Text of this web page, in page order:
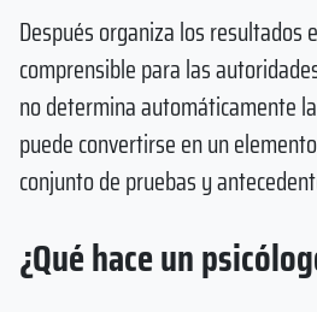
Después organiza los resultados
comprensible para las
no determina automáticamente
puede convertirse en un
conjunto de pruebas y
¿Qué hace un